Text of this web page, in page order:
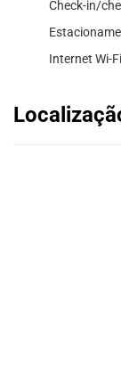
Check-in/
Internet Wi-Fi